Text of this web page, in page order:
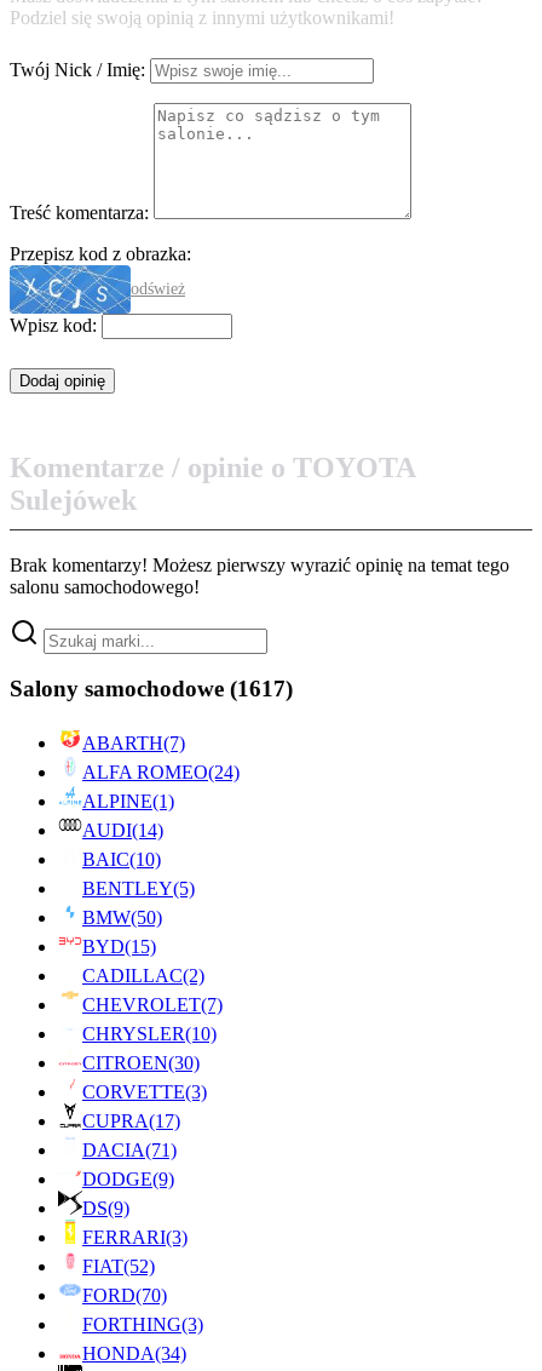
Podziel się swoją opinią z innymi użytkownikami!
Twój Nick / Imię:
Treść komentarza:
Przepisz kod z obrazka:
odśwież
Wpisz kod:
Komentarze / opinie o TOYOTA
Sulejówek
Brak komentarzy! Możesz pierwszy wyrazić opinię na temat tego
salonu samochodowego!
Salony samochodowe (1617)
ABARTH(7)
ALFA ROMEO(24)
ALPINE(1)
AUDI(14)
BAIC(10)
BENTLEY(5)
BMW(50)
BYD(15)
CADILLAC(2)
CHEVROLET(7)
CHRYSLER(10)
CITROEN(30)
CORVETTE(3)
CUPRA(17)
DACIA(71)
DODGE(9)
DS(9)
FERRARI(3)
FIAT(52)
FORD(70)
FORTHING(3)
HONDA(34)